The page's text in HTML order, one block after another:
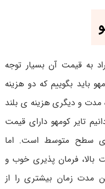
به قیمت آن بسیار توجه
باید بگوییم که دو هزینه
مدت و دیگری هزینه ی بلند
تایر کومهو دارای قیمت
سطح متوسط است. اما
بالا، فرمان پذیری خوب و
مدت زمان بیشتری را از